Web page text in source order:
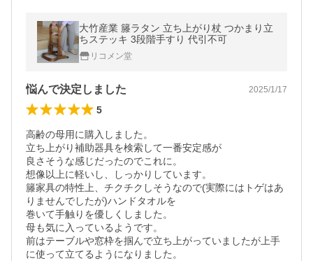
大竹産業 籐ラタン 立ち上がり杖 つかまり立
ちステッキ 3段階手すり 代引不可
リコメン堂
悩んで決定しました 2025/1/17
5
高齢の母用に購入しました。
立ち上がり補助器具を検索して一番安定感が
良さそうな感じだったのでこれに。
想像以上に軽いし、しっかりしています。
籐家具の特性上、チクチクしそうなので(実際にはトゲはあ
りませんでしたが)ハンドタオルを
巻いて手触りを優しくしました。
母も気に入っているようです。
前はテーブルや窓枠を掴んで立ち上がっていましたが上手
に使って立てるようになりました。